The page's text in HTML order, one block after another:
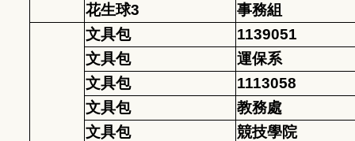
花生球3
事務組
文具包
1139051
文具包
運保系
文具包
1113058
文具包
教務處
文具包
競技學院